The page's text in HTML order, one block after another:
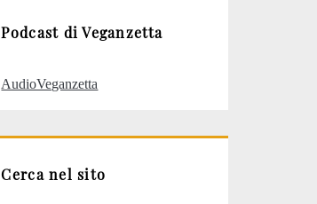
Podcast di Veganzetta
AudioVeganzetta
Cerca nel sito